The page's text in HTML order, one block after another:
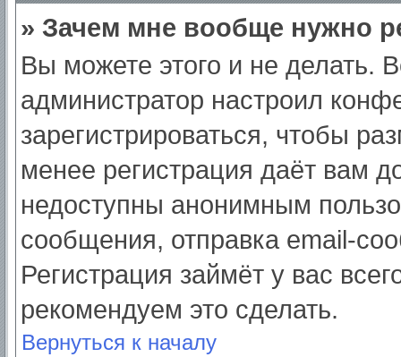
» Зачем мне вообще нужно
Вы можете этого и не делать.
администратор настроил
зарегистрироваться, чтобы
менее регистрация даёт вам
недоступны анонимным
сообщения, отправка email-
Регистрация займёт у вас
рекомендуем это сделать.
Вернуться к началу